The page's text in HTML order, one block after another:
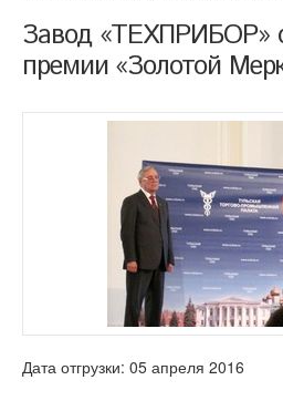
Завод «ТЕХПРИБОР»
премии «Золотой
Дата отгрузки: 05 апреля 2016